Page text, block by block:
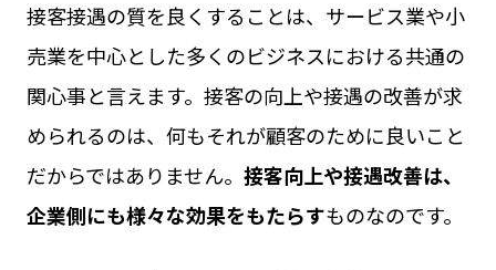
接客接遇の質を良くすることは、サービス業や小
売業を中心とした多くのビジネスにおける共通の
関心事と言えます。接客の向上や接遇の改善が求
められるのは、何もそれが顧客のために良いこと
だからではありません。 接客向上や接遇改善は、
企業側にも様々な効果をもたらすものなのです。